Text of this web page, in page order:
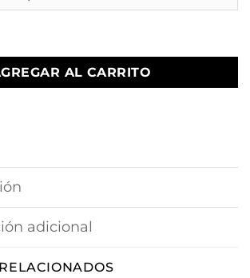
regulables. cantidad
AL CARRITO
adicional